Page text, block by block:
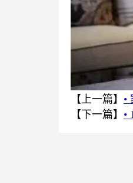
【上一篇】 •
【下一篇】 •